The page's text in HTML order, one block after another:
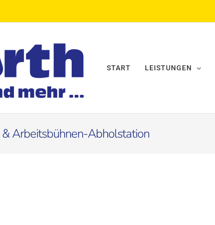
START LEISTUNGEN
Arbeitsbühnen-Abholstation